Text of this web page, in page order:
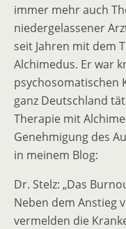
immer mehr auch
niedergelassener
seit Jahren mit dem
Alchimedus. Er war
psychosomatischen
ganz Deutschland
Therapie mit
Genehmigung des
in meinem Blog:
Dr. Stelz: „Das
Neben dem Anstieg
vermelden die